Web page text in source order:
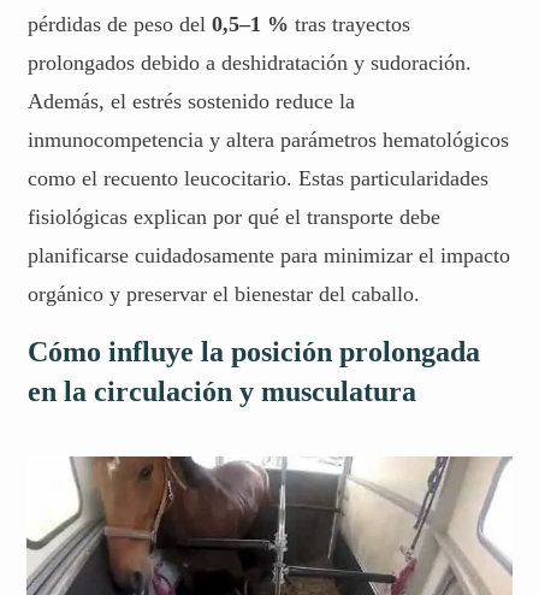
pérdidas de peso del 0,5–1 % tras trayectos
prolongados debido a deshidratación y sudoración.
Además, el estrés sostenido reduce la
inmunocompetencia y altera parámetros hematológicos
como el recuento leucocitario. Estas particularidades
fisiológicas explican por qué el transporte debe
planificarse cuidadosamente para minimizar el impacto
orgánico y preservar el bienestar del caballo.
Cómo influye la posición prolongada
en la circulación y musculatura